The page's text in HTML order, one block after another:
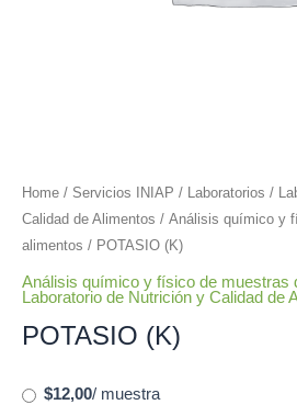
Home / Servicios INIAP / Laboratorios /
Calidad de Alimentos / Análisis químico y
alimentos / POTASIO (K)
Análisis químico y físico de muestras
Laboratorio de Nutrición y Calidad de
POTASIO (K)
$12,00/ muestra